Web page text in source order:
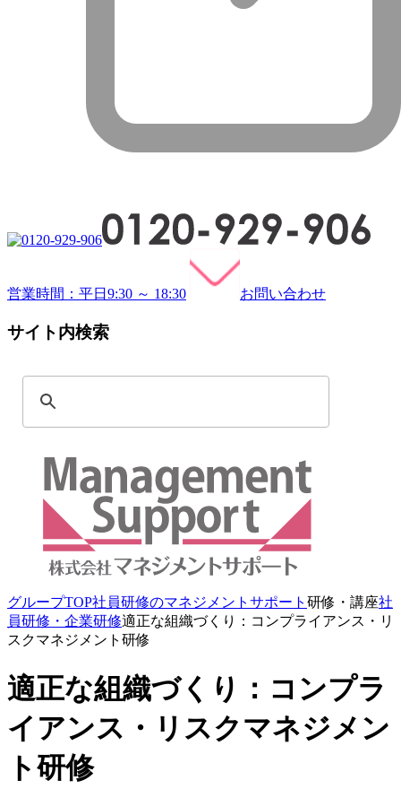
営業時間：平日9:30 ～ 18:30 お問い合わせ
サイト内検索
グループTOP社員研修のマネジメントサポート 研修・講座社
員研修・企業研修適正な組織づくり：コンプライアンス・リ
スクマネジメント研修
適正な組織づくり：コンプラ
イアンス・リスクマネジメン
ト研修